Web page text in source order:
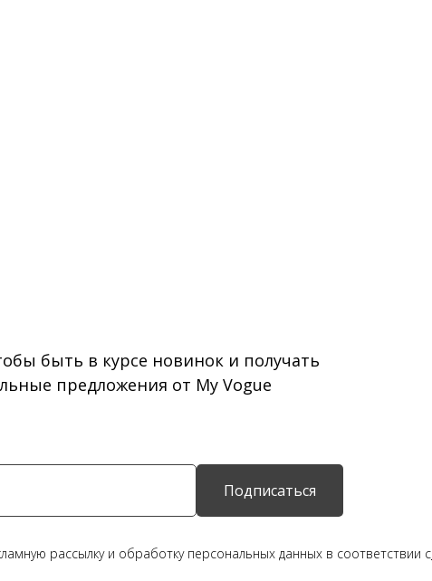
быть в курсе новинок и получать
предложения от My Vogue
Подписаться
рассылку и обработку персональных данных в соответствии с